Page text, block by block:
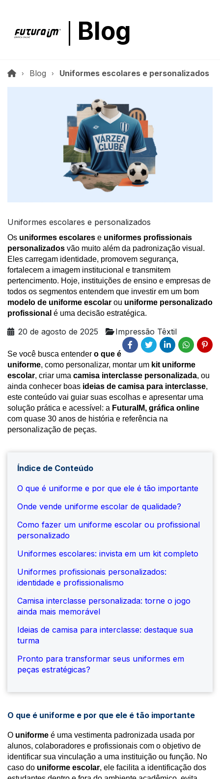
Blog
Blog Uniformes escolares e personalizados
Uniformes escolares e personalizados
Os uniformes escolares e uniformes profissionais
personalizados vão muito além da padronização visual.
Eles carregam identidade, promovem segurança,
fortalecem a imagem institucional e transmitem
pertencimento. Hoje, instituições de ensino e empresas de
todos os segmentos entendem que investir em um bom
modelo de uniforme escolar ou uniforme personalizado
profissional é uma decisão estratégica.
20 de agosto de 2025 Impressão Têxtil
Se você busca entender o que é
uniforme, como personalizar, montar um kit uniforme
escolar, criar uma camisa interclasse personalizada, ou
ainda conhecer boas ideias de camisa para interclasse,
este conteúdo vai guiar suas escolhas e apresentar uma
solução prática e acessível: a FuturaIM, gráfica online
com quase 30 anos de história e referência na
personalização de peças.
Índice de Conteúdo
O que é uniforme e por que ele é tão importante
Onde vende uniforme escolar de qualidade?
Como fazer um uniforme escolar ou profissional
personalizado
Uniformes escolares: invista em um kit completo
Uniformes profissionais personalizados:
identidade e profissionalismo
Camisa interclasse personalizada: torne o jogo
ainda mais memorável
Ideias de camisa para interclasse: destaque sua
turma
Pronto para transformar seus uniformes em
peças estratégicas?
O que é uniforme e por que ele é tão importante
O uniforme é uma vestimenta padronizada usada por
alunos, colaboradores e profissionais com o objetivo de
identificar sua vinculação a uma instituição ou função. No
caso do uniforme escolar, ele facilita a identificação dos